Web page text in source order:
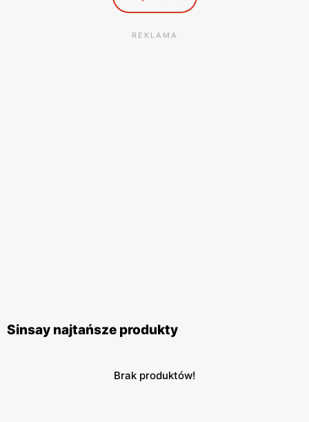
dostosowanymi do ich indywidualnych potrzeb i gustów.
REKLAMA
Sinsay najtańsze produkty
Brak produktów!